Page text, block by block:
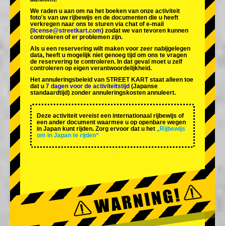
We raden u aan om na het boeken van onze activiteit
foto's van uw rijbewijs en de documenten die u heeft
verkregen naar ons te sturen via chat of e-mail
( license@streetkart.com) zodat we van tevoren kunnen
controleren of er problemen zijn.
Als u een reservering wilt maken voor zeer nabijgelegen
data, heeft u mogelijk niet genoeg tijd om ons te vragen
de reservering te controleren. In dat geval moet u zelf
controleren op eigen verantwoordelijkheid.
Het annuleringsbeleid van STREET KART staat alleen toe
dat u 7 dagen voor de activiteitstijd (Japanse
standaardtijd) zonder annuleringskosten annuleert.
Deze activiteit vereist een internationaal rijbewijs of
een ander document waarmee u op openbare wegen
in Japan kunt rijden. Zorg ervoor dat u het „Rijbewijs
om in Japan te rijden“